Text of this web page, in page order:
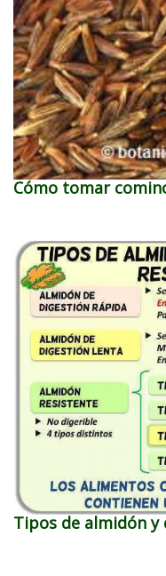
Cómo tomar
Tipos de almidón